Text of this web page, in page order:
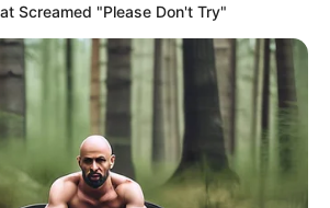
Ekkor meghallottam a lányom
vegyél semmit a hűtőből. Ezek a
őket a saját pénzünkből.
Screamed "Please Don't Try"